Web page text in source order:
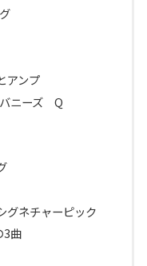
アンプ
バニーズ Q
ネチャーピック
3曲